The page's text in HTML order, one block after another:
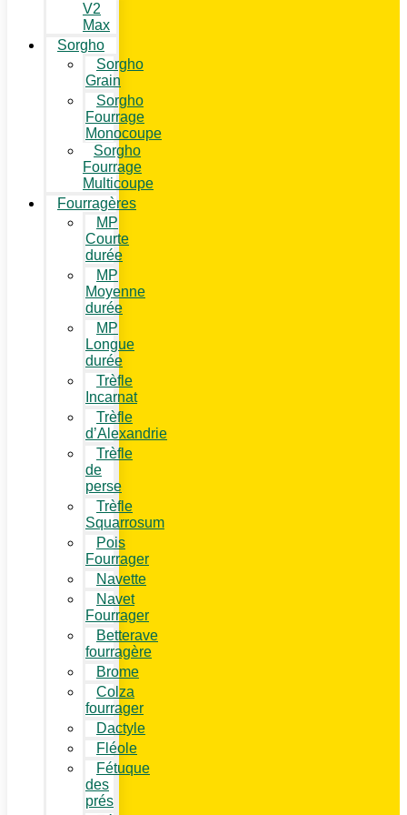
V2
Max
Sorgho
Sorgho
Grain
Sorgho
Fourrage
Monocoupe
Sorgho
Fourrage
Multicoupe
Fourragères
MP
Courte
durée
MP
Moyenne
durée
MP
Longue
durée
Trèfle
Incarnat
Trèfle
d’Alexandrie
Trèfle
de
perse
Trèfle
Squarrosum
Pois
Fourrager
Navette
Navet
Fourrager
Betterave
fourragère
Brome
Colza
fourrager
Dactyle
Fléole
Fétuque
des
prés